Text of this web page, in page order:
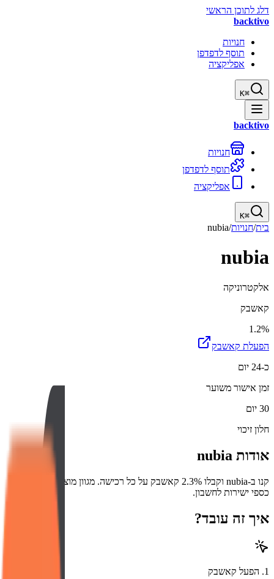
דלג לתוכן הראשי
backtivo
חנויות
תוסף לדפדפן
אפליקציה
⌘
K
backtivo
חנויות
תוסף לדפדפן
אפליקציה
⌘
K
בית/חנויות/
nubia
nubia
אלקטרוניקה
קאשבק
1.2%
הפעלת קאשבק
כ-24 יום
זמן אישור משוער
30 יום
חלון זיכוי
אודות nubia
קנו ב-nubia וקבלו 2.3% קאשבק על כל רכישה. מגוון מוצרים עם החזר
כספי ישירות לחשבון.
איך זה עובד?
1
. הפעל קאשבק